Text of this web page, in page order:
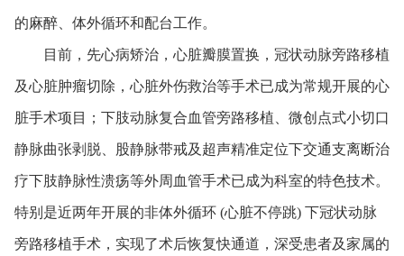
的麻醉、体外循环和配台工作。
目前，先心病矫治，心脏瓣膜置换，冠状动脉旁路移植
及心脏肿瘤切除，心脏外伤救治等手术已成为常规开展的心
脏手术项目；下肢动脉复合血管旁路移植、微创点式小切口
静脉曲张剥脱、股静脉带戒及超声精准定位下交通支离断治
疗下肢静脉性溃疡等外周血管手术已成为科室的特色技术。
特别是近两年开展的非体外循环 (心脏不停跳) 下冠状动脉
旁路移植手术，实现了术后恢复快通道，深受患者及家属的